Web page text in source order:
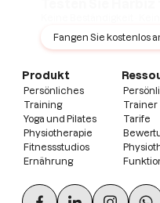
Fangen Sie kostenlos
Produkt
Persönliches
Training
Yoga und Pilates
Physiotherapie
Fitnessstudios
Ernährung
Trainer
Tarife